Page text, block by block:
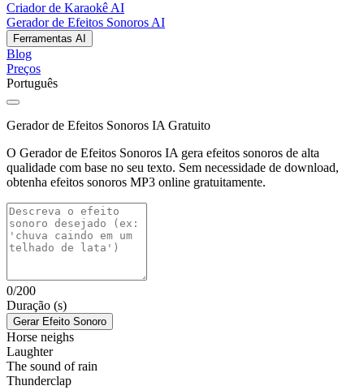
Criador de Karaokê AI
Gerador de Efeitos Sonoros AI
Ferramentas AI
Blog
Preços
Português
Gerador de Efeitos Sonoros IA Gratuito
O Gerador de Efeitos Sonoros IA gera efeitos sonoros de alta
qualidade com base no seu texto. Sem necessidade de download,
obtenha efeitos sonoros MP3 online gratuitamente.
0/200
Duração (s)
Gerar Efeito Sonoro
Horse neighs
Laughter
The sound of rain
Thunderclap